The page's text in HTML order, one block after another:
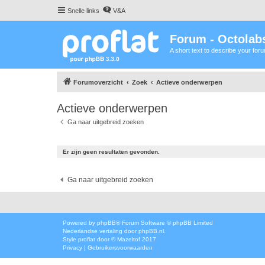
Snelle links V&A
Forum -
A short text to describe your
Forumoverzicht Zoek Actieve onderwerpen
Actieve onderwerpen
Ga naar uitgebreid zoeken
Er zijn geen resultaten gevonden.
Ga naar uitgebreid zoeken
Powered by phpBB® Forum Software © phpBB Limited
Nederlandse vertaling door phpBB.nl
Style proflat door ©Mazeltof 2017
Privacy | Gebruikersvoorwaarden